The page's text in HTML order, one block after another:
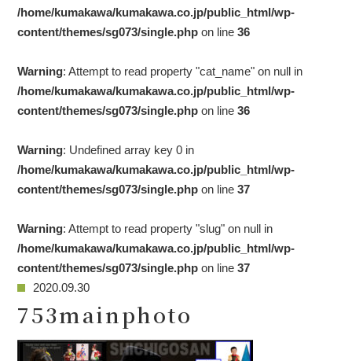
/home/kumakawa/kumakawa.co.jp/public_html/wp-
content/themes/sg073/single.php on line36
Warning: Attempt to read property "cat_name" on null in
/home/kumakawa/kumakawa.co.jp/public_html/wp-
content/themes/sg073/single.php on line36
Warning: Undefined array key 0 in
/home/kumakawa/kumakawa.co.jp/public_html/wp-
content/themes/sg073/single.php on line37
Warning: Attempt to read property "slug" on null in
/home/kumakawa/kumakawa.co.jp/public_html/wp-
content/themes/sg073/single.php on line37
2020.09.30
753mainphoto